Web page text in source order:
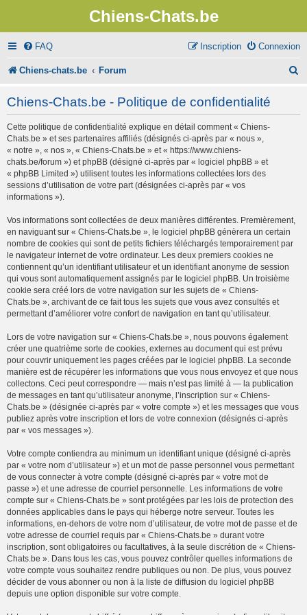
Chiens-Chats.be
FAQ Connexion
Inscription
Chiens-chats.be Forum
Chiens-Chats.be - Politique de confidentialité
Cette politique de confidentialité explique en détail comment « Chiens-
Chats.be » et ses partenaires affiliés (désignés ci-après par « nous »,
« notre », « nos », « Chiens-Chats.be » et « https://www.chiens-
chats.be/forum ») et phpBB (désigné ci-après par « logiciel phpBB » et
« phpBB Limited ») utilisent toutes les informations collectées lors des
sessions d’utilisation de votre part (désignées ci-après par « vos
informations »).
Vos informations sont collectées de deux manières différentes. Premièrement,
en naviguant sur « Chiens-Chats.be », le logiciel phpBB génèrera un certain
nombre de cookies qui sont de petits fichiers téléchargés temporairement par
le navigateur internet de votre ordinateur. Les deux premiers cookies ne
contiennent qu’un identifiant utilisateur et un identifiant anonyme de session
qui vous sont automatiquement assignés par le logiciel phpBB. Un troisième
cookie sera créé lors de votre navigation sur les sujets de « Chiens-
Chats.be », archivant de ce fait tous les sujets que vous avez consultés et
permettant d’améliorer votre confort de navigation en tant qu’utilisateur.
Lors de votre navigation sur « Chiens-Chats.be », nous pouvons également
créer une quatrième sorte de cookies, externes au document qui est prévu
pour couvrir uniquement les pages créées par le logiciel phpBB. La seconde
manière est de récupérer les informations que vous nous envoyez et que nous
collectons. Ceci peut correspondre — mais n’est pas limité à — la publication
de messages en tant qu’utilisateur anonyme, l’inscription sur « Chiens-
Chats.be » (désignée ci-après par « votre compte ») et les messages que vous
publiez après votre inscription et lors de votre connexion (désignés ci-après
par « vos messages »).
Votre compte contiendra au minimum un identifiant unique (désigné ci-après
par « votre nom d’utilisateur ») et un mot de passe personnel vous permettant
de vous connecter à votre compte (désigné ci-après par « votre mot de
passe ») et une adresse de courriel personnelle. Les informations de votre
compte sur « Chiens-Chats.be » sont protégées par les lois de protection des
données applicables dans le pays qui héberge notre serveur. Toutes les
informations, en-dehors de votre nom d’utilisateur, de votre mot de passe et de
votre adresse de courriel requis par « Chiens-Chats.be » durant votre
inscription, sont obligatoires ou facultatives, à la seule discrétion de « Chiens-
Chats.be ». Dans tous les cas, vous pouvez contrôler quelles informations de
votre compte vous souhaitez rendre publiques ou non. De plus, vous pouvez
décider de vous abonner ou non à la liste de diffusion du logiciel phpBB
depuis une option disponible sur votre compte.